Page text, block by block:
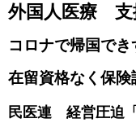
外国人医療 支
コロナで帰国で
在留資格なく保
民医連 経営圧迫「